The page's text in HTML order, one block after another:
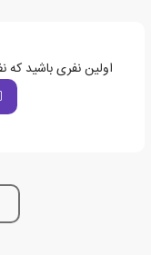
اولین نفری باشید که